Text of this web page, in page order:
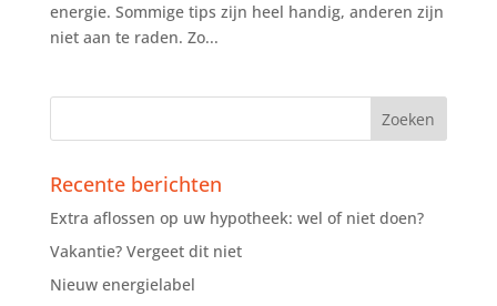
energie. Sommige tips zijn heel handig, anderen zijn
niet aan te raden. Zo...
Recente berichten
Extra aflossen op uw hypotheek: wel of niet doen?
Vakantie? Vergeet dit niet
Nieuw energielabel